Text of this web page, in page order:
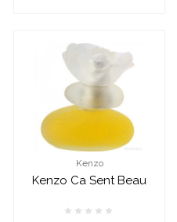
Kenzo
Kenzo Ca Sent Beau